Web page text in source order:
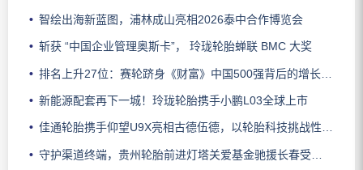
智绘出海新蓝图，浦林成山亮相2026泰中合作博览会
斩获 “中国企业管理奥斯卡”， 玲珑轮胎蝉联 BMC 大奖
排名上升27位：赛轮跻身《财富》中国500强背后的增长逻辑
新能源配套再下一城！玲珑轮胎携手小鹏L03全球上市
佳通轮胎携手仰望U9X亮相古德伍德，以轮胎科技挑战性能边界
守护渠道终端，贵州轮胎前进灯塔关爱基金驰援长春受灾门店